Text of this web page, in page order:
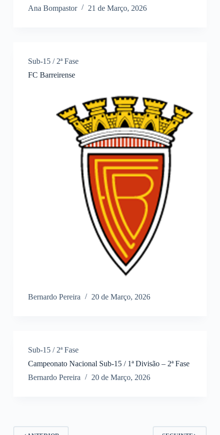
Ana Bompastor
21 de Março, 2026
Sub-15 / 2ª Fase
FC Barreirense
Bernardo Pereira 20 de Março, 2026
Sub-15 / 2ª Fase
Campeonato Nacional Sub-15 / 1ª Divisão – 2ª Fase
Bernardo Pereira
20 de Março, 2026